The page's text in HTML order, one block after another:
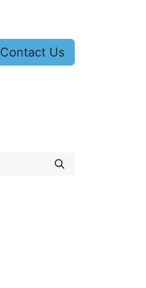
Contact Us